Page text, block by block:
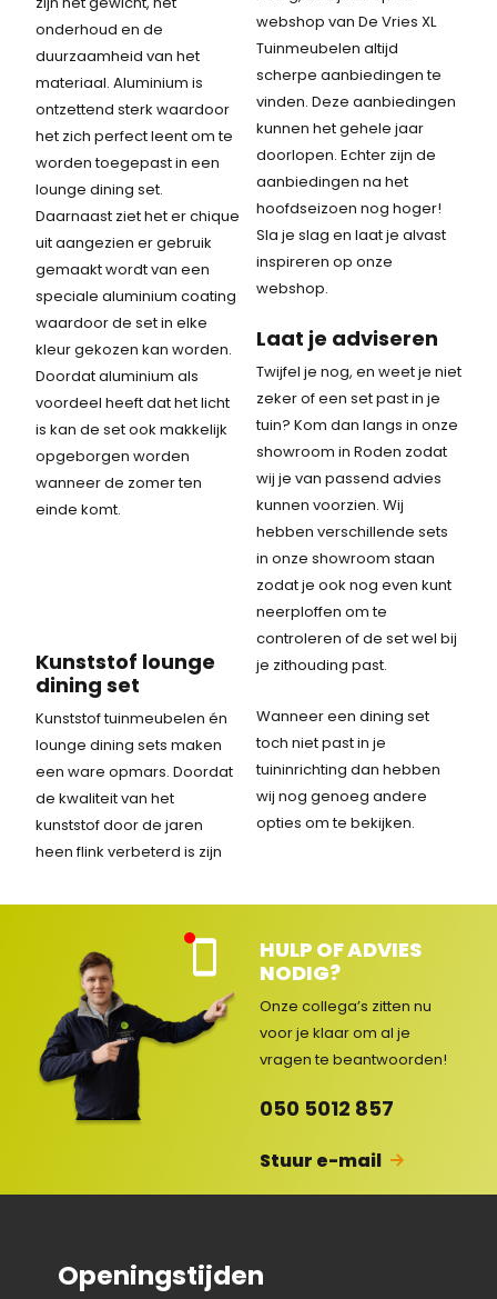
onderhoud en de
duurzaamheid van het
materiaal. Aluminium is
ontzettend sterk waardoor
het zich perfect leent om te
worden toegepast in een
lounge dining set.
Daarnaast ziet het er chique
uit aangezien er gebruik
gemaakt wordt van een
speciale aluminium coating
waardoor de set in elke
kleur gekozen kan worden.
Doordat aluminium als
voordeel heeft dat het licht
is kan de set ook makkelijk
opgeborgen worden
wanneer de zomer ten
einde komt.
Kunststof lounge
dining set
Kunststof tuinmeubelen én
lounge dining sets maken
een ware opmars. Doordat
de kwaliteit van het
kunststof door de jaren
heen flink verbeterd is zijn
webshop van De Vries XL
Tuinmeubelen altijd
scherpe aanbiedingen te
vinden. Deze aanbiedingen
kunnen het gehele jaar
doorlopen. Echter zijn de
aanbiedingen na het
hoofdseizoen nog hoger!
Sla je slag en laat je alvast
inspireren op onze
webshop.
Laat je adviseren
Twijfel je nog, en weet je niet
zeker of een set past in je
tuin? Kom dan langs in onze
showroom in Roden zodat
wij je van passend advies
kunnen voorzien. Wij
hebben verschillende sets
in onze showroom staan
zodat je ook nog even kunt
neerploffen om te
controleren of de set wel bij
je zithouding past.
Wanneer een dining set
toch niet past in je
tuininrichting dan hebben
wij nog genoeg andere
opties om te bekijken.
nte
nse
rvic
e
HULP OF ADVIES
NODIG?
Onze collega’s zitten nu
voor je klaar om al je
vragen te beantwoorden!
050 5012 857
Stuur e-mail
Openingstijden